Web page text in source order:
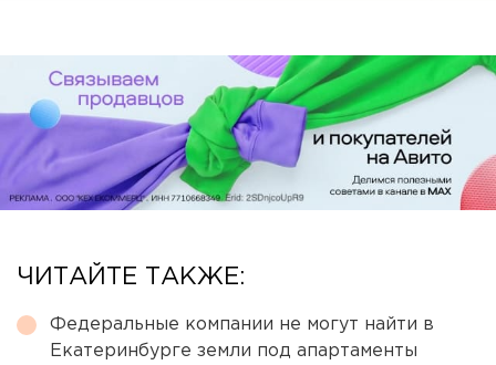
ЧИТАЙТЕ ТАКЖЕ:
Федеральные компании не могут найти в
Екатеринбурге земли под апартаменты